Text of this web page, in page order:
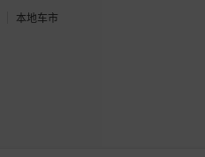
本地车市